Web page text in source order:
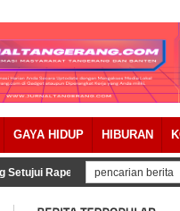
GAYA HIDUP HIBURAN
Raperda